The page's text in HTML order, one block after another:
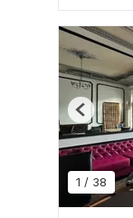
1 / 38
Previous